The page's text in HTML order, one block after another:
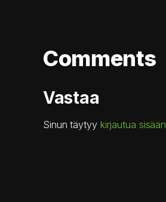
Comments
Vastaa
Sinun täytyy kirjautua sisään